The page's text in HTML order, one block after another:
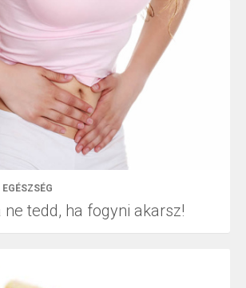
EGÉSZSÉG
ne tedd, ha fogyni akarsz!